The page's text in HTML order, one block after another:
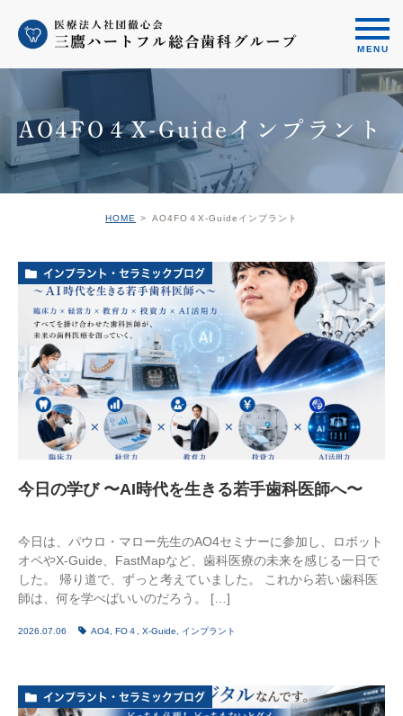
AO4FO４X-Guideインプラント
HOME AO4FO４X-Guideインプラント
インプラント・セラミックブログ
今日の学び 〜AI時代を生きる若手歯科医師へ〜
今日は、パウロ・マロー先生のAO4セミナーに参加し、ロボット
オペやX-Guide、FastMapなど、歯科医療の未来を感じる一日で
した。 帰り道で、ずっと考えていました。 これから若い歯科医
師は、何を学べばいいのだろう。 […]
2026.07.06 AO4 FO４ X-Guide インプラント
インプラント・セラミックブログ